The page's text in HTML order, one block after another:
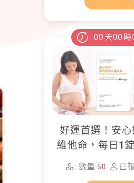
00 天00 時
好運首選！安
維他命，每日1
所需
數量:50 已